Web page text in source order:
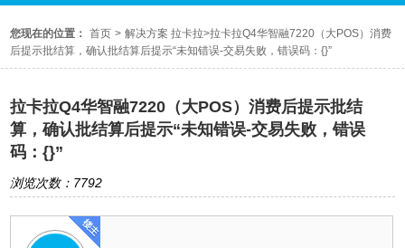
您现在的位置： 首页 > 解决方案 拉卡拉>拉卡拉Q4华智融7220（大POS）消费
后提示批结算，确认批结算后提示“未知错误-交易失败，错误码：{}”
拉卡拉Q4华智融7220（大POS）消费后提示批结
算，确认批结算后提示“未知错误-交易失败，错误
码：{}”
浏览次数：7792